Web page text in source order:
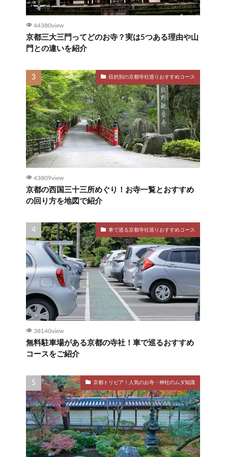
44380view
京都三大三門ってどのお寺？実は5つある理由や山
門との違いを紹介
目的別の京都寺社巡りおすすめコース
43809view
京都の西国三十三所めぐり！お寺一覧とおすすめ
の回り方を地図で紹介
車で巡る京都寺社巡りおすすめコース
38140view
無料駐車場がある京都の寺社！車で巡るおすすめ
コースをご紹介
京都トリビア！人気のお寺・神社のムダ知識